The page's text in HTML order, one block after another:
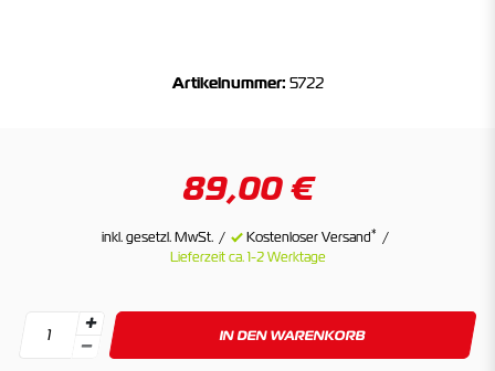
Artikelnummer: 5722
89,00 €
inkl. gesetzl. MwSt. Kostenloser Versand*
Lieferzeit ca. 1-2 Werktage
IN DEN WARENKORB